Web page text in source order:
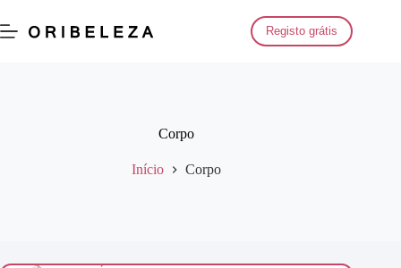
para
o
Registo grátis
Corpo
Início Corpo